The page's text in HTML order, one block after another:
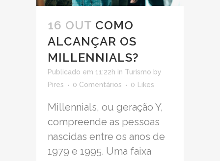
16 OUT COMO
ALCANÇAR OS
MILLENNIALS?
Publicado em 11:22h in Turismo by
Pires
0 Comentários 0 Likes
Millennials, ou geração Y,
compreende as pessoas
nascidas entre os anos de
1979 e 1995. Uma faixa